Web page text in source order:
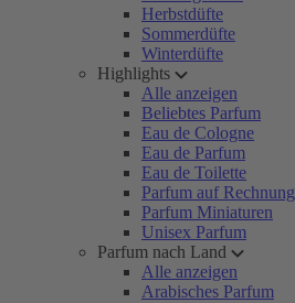
Herbstdüfte
Sommerdüfte
Winterdüfte
Highlights
Alle anzeigen
Beliebtes Parfum
Eau de Cologne
Eau de Parfum
Eau de Toilette
Parfum auf Rechnung
Parfum Miniaturen
Unisex Parfum
Parfum nach Land
Alle anzeigen
Arabisches Parfum